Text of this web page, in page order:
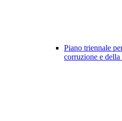
Piano triennale
corruzione e della